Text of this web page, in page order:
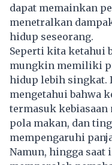
dapat memainkan
menetralkan
hidup seseorang.
Seperti kita ketahui
mungkin memiliki
hidup lebih singkat.
mengetahui bahwa
termasuk
pola makan, dan
mempengaruhi
Namun, hingga saat